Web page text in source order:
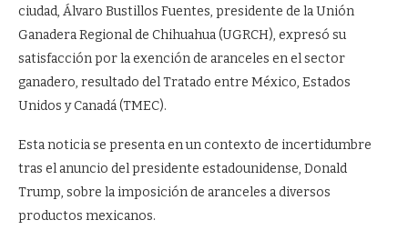
ciudad, Álvaro Bustillos Fuentes, presidente de la Unión
Ganadera Regional de Chihuahua (UGRCH), expresó su
satisfacción por la exención de aranceles en el sector
ganadero, resultado del Tratado entre México, Estados
Unidos y Canadá (TMEC).
Esta noticia se presenta en un contexto de incertidumbre
tras el anuncio del presidente estadounidense, Donald
Trump, sobre la imposición de aranceles a diversos
productos mexicanos.